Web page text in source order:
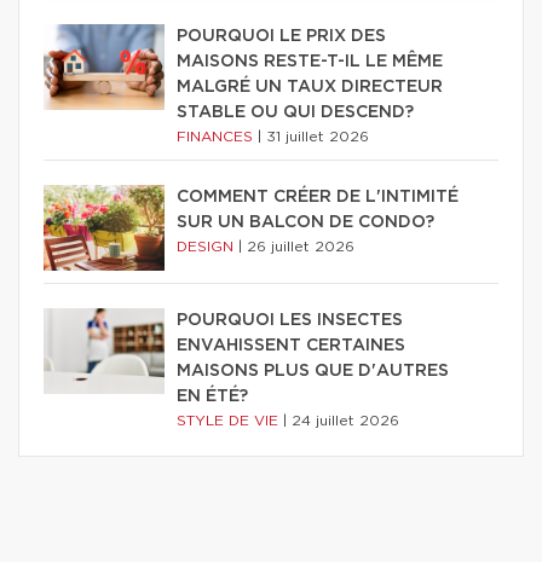
POURQUOI LE PRIX DES
MAISONS RESTE-T-IL LE MÊME
MALGRÉ UN TAUX DIRECTEUR
STABLE OU QUI DESCEND?
FINANCES 31 juillet 2026
COMMENT CRÉER DE L'INTIMITÉ
SUR UN BALCON DE CONDO?
DESIGN 26 juillet 2026
POURQUOI LES INSECTES
ENVAHISSENT CERTAINES
MAISONS PLUS QUE D'AUTRES
EN ÉTÉ?
STYLE DE VIE 24 juillet 2026